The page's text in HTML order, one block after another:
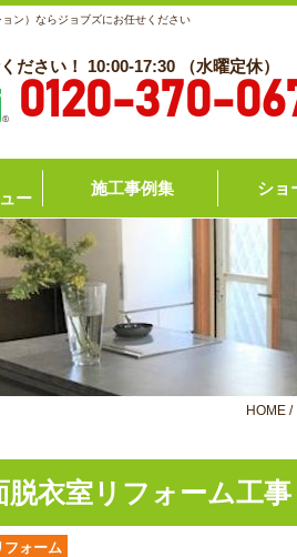
ン）ならジョブズにお任せください
ださい！ 10:00-17:30 （水曜定休）
0120-370-
ー
施工事例集 ショ
HOME /
脱衣室リフォーム工事
フォーム